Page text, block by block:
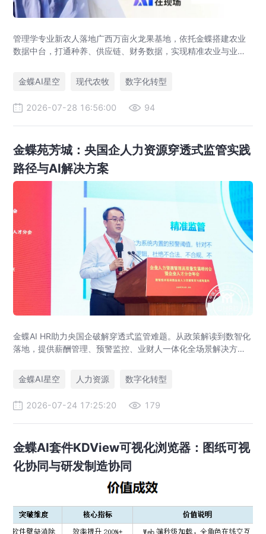
管理学专业新农人落地广西万亩火龙果基地，依托金蝶搭建农业
数据中台，打通种养、供应链、财务数据，实现精准农业与业财
金蝶AI星空
现代农牧 数字化转型
2026-07-28 16:56:00 94
金蝶苑芳城：央国企人力资源穿透式监管实践
路径与AI解决方案
金蝶AI HR助力央国企破解穿透式监管难题。从政策解读到数智化
落地，提供薪酬管理、预警监控、业财人一体化全场景解决方
金蝶AI星空
人力资源 数字化转型
2026-07-24 17:25:20 179
金蝶AI套件KDView可视化浏览器：图纸可视
化协同与研发制造协同